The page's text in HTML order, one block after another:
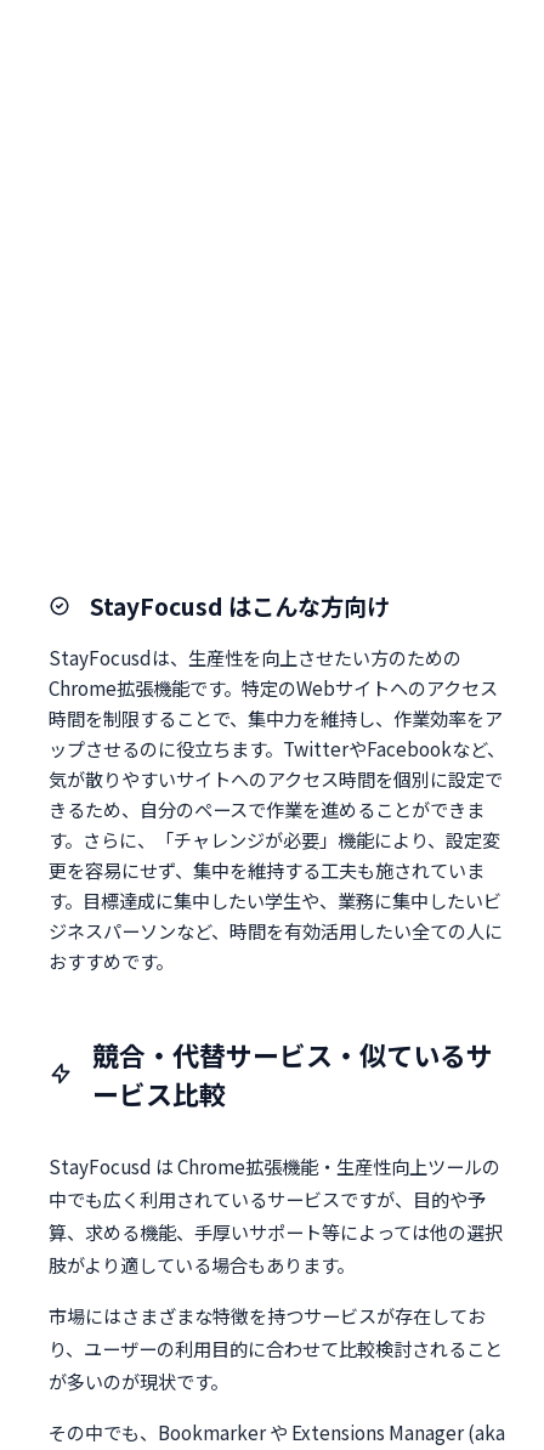
StayFocusd はこんな方向け
StayFocusdは、生産性を向上させたい方のための
Chrome拡張機能です。特定のWebサイトへのアクセス
時間を制限することで、集中力を維持し、作業効率をア
ップさせるのに役立ちます。TwitterやFacebookなど、
気が散りやすいサイトへのアクセス時間を個別に設定で
きるため、自分のペースで作業を進めることができま
す。さらに、「チャレンジが必要」機能により、設定変
更を容易にせず、集中を維持する工夫も施されていま
す。目標達成に集中したい学生や、業務に集中したいビ
ジネスパーソンなど、時間を有効活用したい全ての人に
おすすめです。
競合・代替サービス・似ているサ
ービス比較
StayFocusd は Chrome拡張機能・生産性向上ツールの
中でも広く利用されているサービスですが、目的や予
算、求める機能、手厚いサポート等によっては他の選択
肢がより適している場合もあります。
市場にはさまざまな特徴を持つサービスが存在してお
り、ユーザーの利用目的に合わせて比較検討されること
が多いのが現状です。
その中でも、Bookmarker や Extensions Manager (aka